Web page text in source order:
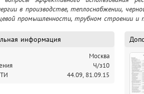
в производстве, теплоснабжении,
промышленности, трубном строении и
информация
Москва
Ч/з10
44.09, 81.09.15